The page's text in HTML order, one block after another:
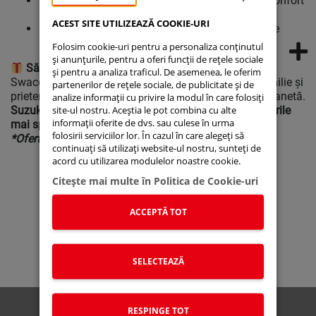
ACEST SITE UTILIZEAZĂ COOKIE-URI
Folosim cookie-uri pentru a personaliza conținutul
și anunțurile, pentru a oferi funcții de rețele sociale
și pentru a analiza traficul. De asemenea, le oferim
partenerilor de rețele sociale, de publicitate și de
analize informații cu privire la modul în care folosiți
site-ul nostru. Aceștia le pot combina cu alte
informații oferite de dvs. sau culese în urma
folosirii serviciilor lor. În cazul în care alegeți să
continuați să utilizați website-ul nostru, sunteți de
acord cu utilizarea modulelor noastre cookie.
Citeşte mai multe în Politica de Cookie-uri
ACCEPTĂ TOT
SELECTEAZĂ
RESPINGE TOT
Design modern și aerodinamic, care atrage toate
privirile
Sărbători cu stil și eficiență: Contractează Suzuki
Swace acum și pornește în noi aventuri alături de familie și
prieteni, cu un automobil care are grijă de tine și de planetă.
Suzuki Swace – eleganța hibridă care îți face sărbătorile
mai speciale!
*Oferta este valabilă în perioada 01.12 - 31.12.2024
Suzuki Connect
Suzuki Autoturisme
Suzuki Global
Service Portal
Noutati Lista de prețuri